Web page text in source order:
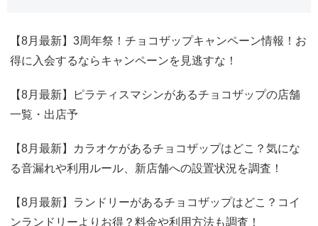
【8月最新】3周年祭！チョコザップキャンペーン情報！お
得に入会するならキャンペーンを見逃すな！
【8月最新】ピラティスマシンがあるチョコザップの店舗
一覧・出店予
【8月最新】カラオケがあるチョコザップはどこ？気にな
る音漏れや利用ルール、新店舗への設置状況を調査！
【8月最新】ランドリーがあるチョコザップはどこ？コイ
ンランドリーよりお得？料金や利用方法も調査！